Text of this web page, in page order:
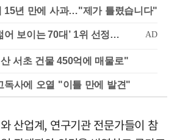
15년 만에 사과…"제가 틀렸습니다"
서초 건물 450억에 매물로"
독사에 오열 "이틀 만에 발견"
산업계, 연구기관 전문가들이 참